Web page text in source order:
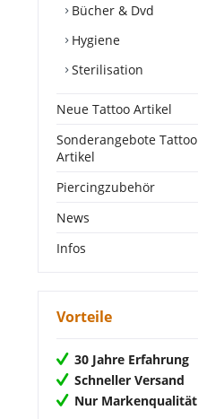
Bücher & Dvd
Hygiene
Sterilisation
Neue Tattoo Artikel
Sonderangebote Tattoo
Artikel
Piercingzubehör
News
Infos
Vorteile
30 Jahre Erfahrung
Schneller Versand
Nur Markenqualität